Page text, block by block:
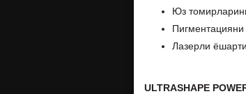
Юз
Лазерли
ULTRASHAPE